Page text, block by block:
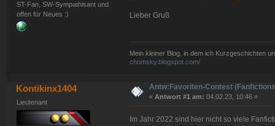
ST-Fan, SW-Sympathisant und
offen für Neues :)
Lieber Gruß
Mein kleiner Blog, in dem ich Kurzgeschichten
chomsky.blogspot.com/
Kontikinx1404
Lieutenant
Antw:Favoriten-Contest
« Antwort #1 am: 04.02.23, 10:46 »
Im Jahr 2022 sind hier nicht so viele